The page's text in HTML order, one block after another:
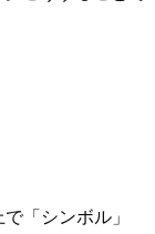
「シンボル」